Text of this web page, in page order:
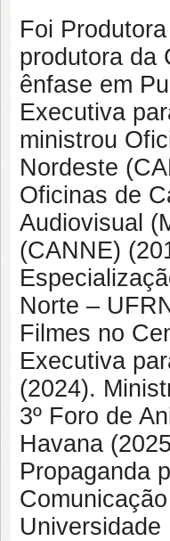
Foi
produtora da
ênfase em
Executiva
ministrou
Nordeste
Oficinas de
Audiovisual
(CANNE)
Norte –
Filmes no
Executiva
(2024).
3º Foro de
Havana
Propaganda